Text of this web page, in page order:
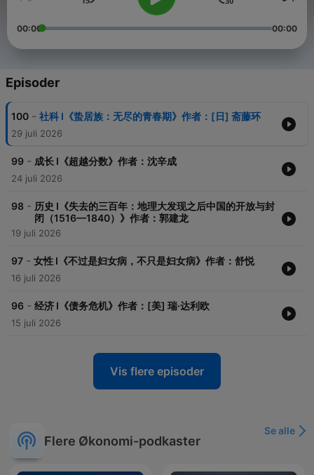
00:00 00:00
Episoder
100 - 社科 I《蛰居族：无尽的青春期》作者：[日] 斋藤环
29 juli 2026
99 - 成长 I《超越分数》作者：沈辛成
24 juli 2026
98 - 历史 I《失去的三百年：地理大发现之后中国的开放与封
闭（1516—1840）》作者：郭建龙
19 juli 2026
97 - 女性 I《不过是妇女病，不只是妇女病》作者：舒悦
16 juli 2026
96 - 经济 I《债务危机》作者：[美] 瑞·达利欧
15 juli 2026
Vis flere episoder
Flere Økonomi-podkaster
Se alle